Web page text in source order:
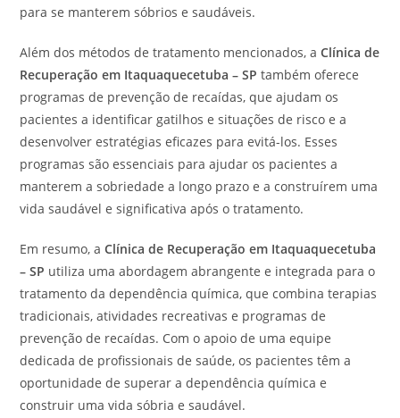
para se manterem sóbrios e saudáveis.
Além dos métodos de tratamento mencionados, aClínica de
Recuperação em Itaquaquecetuba – SP também oferece
programas de prevenção de recaídas, que ajudam os
pacientes a identificar gatilhos e situações de risco e a
desenvolver estratégias eficazes para evitá-los. Esses
programas são essenciais para ajudar os pacientes a
manterem a sobriedade a longo prazo e a construírem uma
vida saudável e significativa após o tratamento.
Em resumo, aClínica de Recuperação em Itaquaquecetuba
– SP utiliza uma abordagem abrangente e integrada para o
tratamento da dependência química, que combina terapias
tradicionais, atividades recreativas e programas de
prevenção de recaídas. Com o apoio de uma equipe
dedicada de profissionais de saúde, os pacientes têm a
oportunidade de superar a dependência química e
construir uma vida sóbria e saudável.